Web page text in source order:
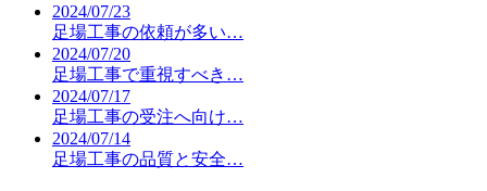
2024/07/23
足場工事の依頼が多い…
2024/07/20
足場工事で重視すべき…
2024/07/17
足場工事の受注へ向け…
2024/07/14
足場工事の品質と安全…